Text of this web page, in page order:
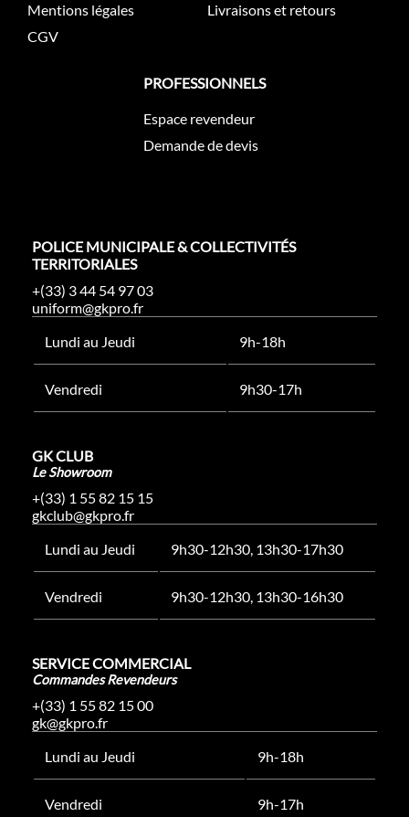
Mentions légales
CGV
Livraisons et retours
PROFESSIONNELS
Espace revendeur
Demande de devis
POLICE MUNICIPALE & COLLECTIVITÉS
TERRITORIALES
+(33) 3 44 54 97 03
uniform@gkpro.fr
Lundi au Jeudi
9h-18h
Vendredi 9h30-17h
GK CLUB
Le Showroom
+(33) 1 55 82 15 15
gkclub@gkpro.fr
Lundi au Jeudi
9h30-12h30, 13h30-17h30
Vendredi 9h30-12h30, 13h30-16h30
SERVICE COMMERCIAL
Commandes Revendeurs
+(33) 1 55 82 15 00
gk@gkpro.fr
Lundi au Jeudi
9h-18h
Vendredi 9h-17h